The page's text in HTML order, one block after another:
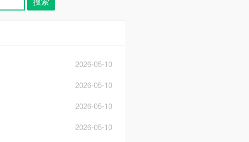
2026-05-10
2026-05-10
2026-05-10
2026-05-10